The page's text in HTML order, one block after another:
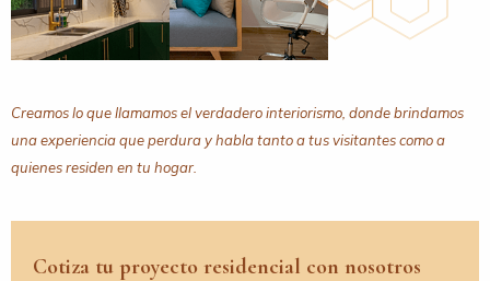
Creamos lo que llamamos el verdadero interiorismo, donde brindamos
una experiencia que perdura y habla tanto a tus visitantes como a
quienes residen en tu hogar.
Cotiza tu proyecto residencial con nosotros